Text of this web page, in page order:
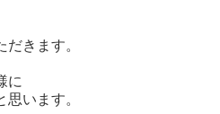
きます。
に
います。